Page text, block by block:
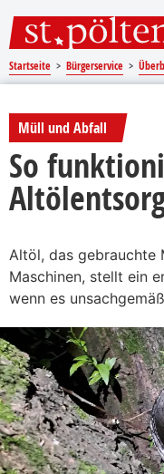
Startseite Bürgerservice
Müll und Abfall
So
Altöl, das gebrauchte
Maschinen, stellt ein
wenn es